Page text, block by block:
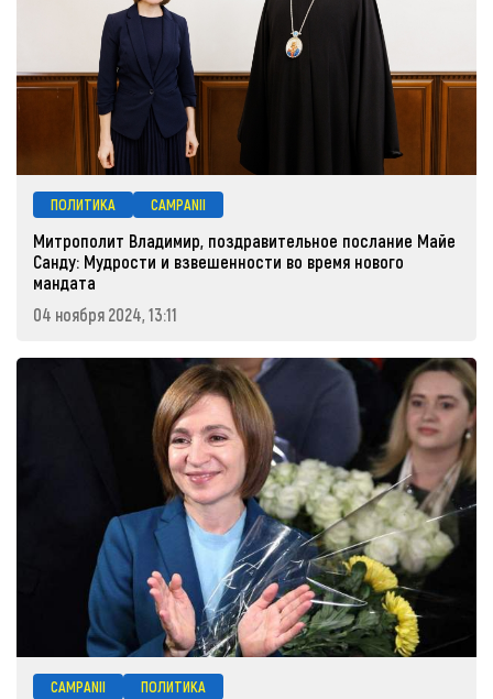
ПОЛИТИКА CAMPANII
Митрополит Владимир, поздравительное послание Майе
Санду: Мудрости и взвешенности во время нового
мандата
04 ноября 2024, 13:11
CAMPANII ПОЛИТИКА